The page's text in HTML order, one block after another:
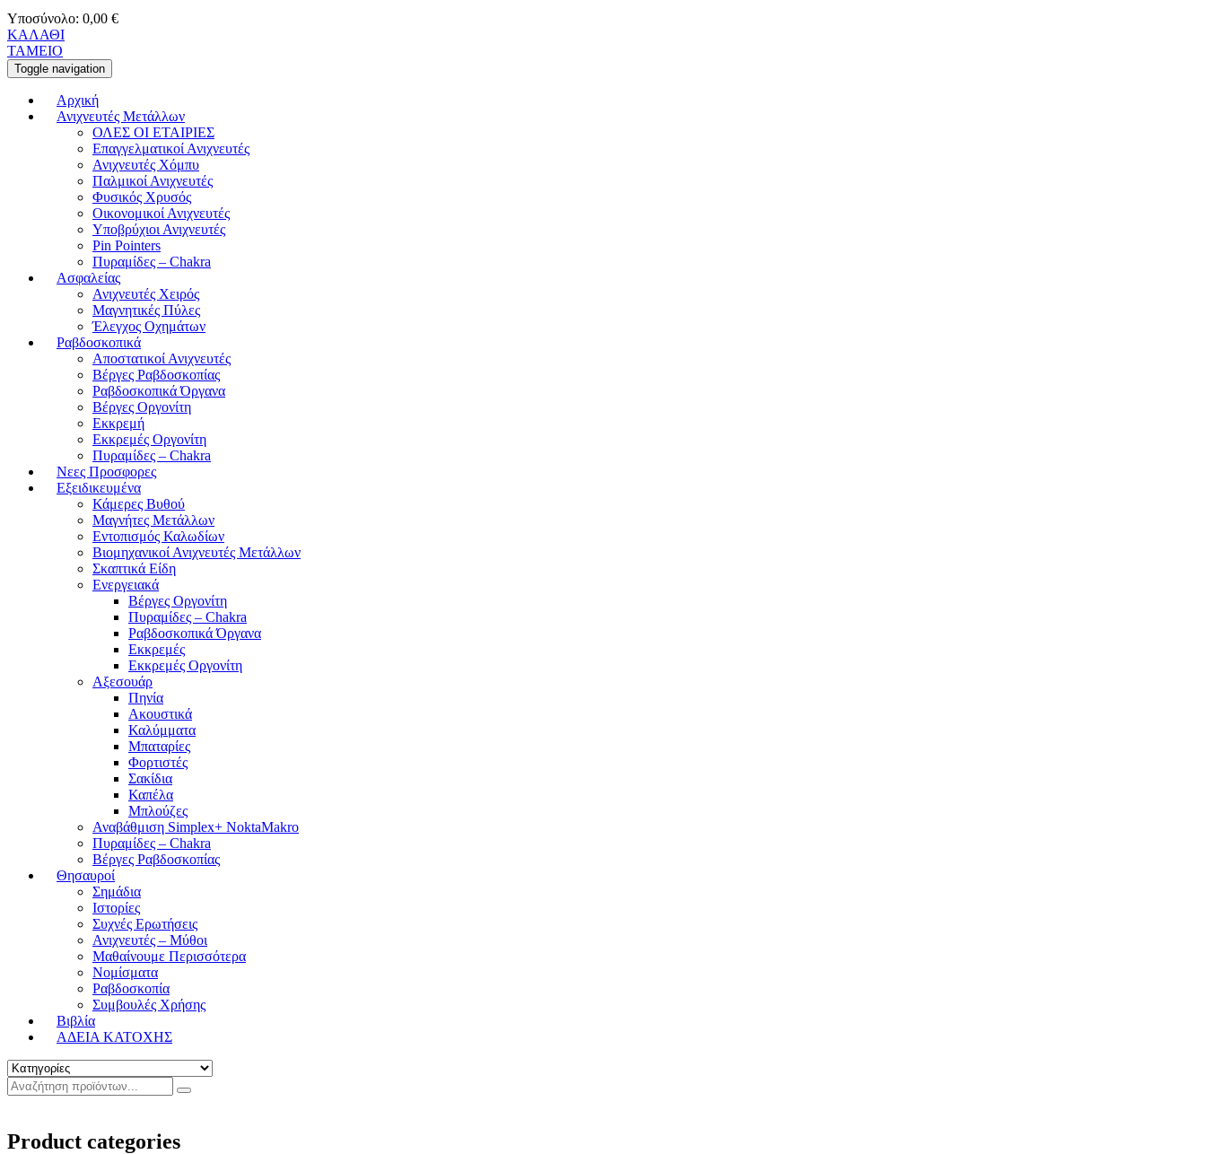
Υποσύνολο: 0,00 €
ΚΑΛΑΘΙ
ΤΑΜΕΙΟ
Toggle navigation
Αρχική
Ανιχνευτές Μετάλλων
ΟΛΕΣ ΟΙ ΕΤΑΙΡΙΕΣ
Επαγγελματικοί Ανιχνευτές
Ανιχνευτές Χόμπυ
Παλμικοί Ανιχνευτές
Φυσικός Χρυσός
Οικονομικοί Ανιχνευτές
Υποβρύχιοι Ανιχνευτές
Pin Pointers
Πυραμίδες – Chakra
Ασφαλείας
Ανιχνευτές Χειρός
Μαγνητικές Πύλες
Έλεγχος Οχημάτων
Ραβδοσκοπικά
Αποστατικοί Ανιχνευτές
Βέργες Ραβδοσκοπίας
Ραβδοσκοπικά Όργανα
Βέργες Οργονίτη
Εκκρεμή
Εκκρεμές Οργονίτη
Πυραμίδες – Chakra
Νεες Προσφορες
Εξειδικευμένα
Κάμερες Βυθού
Μαγνήτες Μετάλλων
Εντοπισμός Καλωδίων
Βιομηχανικοί Ανιχνευτές Μετάλλων
Σκαπτικά Είδη
Ενεργειακά
Βέργες Οργονίτη
Πυραμίδες – Chakra
Ραβδοσκοπικά Όργανα
Εκκρεμές
Εκκρεμές Οργονίτη
Αξεσουάρ
Πηνία
Ακουστικά
Καλύμματα
Μπαταρίες
Φορτιστές
Σακίδια
Καπέλα
Μπλούζες
Αναβάθμιση Simplex+ NoktaMakro
Πυραμίδες – Chakra
Βέργες Ραβδοσκοπίας
Θησαυροί
Σημάδια
Ιστορίες
Συχνές Ερωτήσεις
Ανιχνευτές – Μύθοι
Μαθαίνουμε Περισσότερα
Νομίσματα
Ραβδοσκοπία
Συμβουλές Χρήσης
Βιβλία
ΑΔΕΙΑ ΚΑΤΟΧΗΣ
Product categories